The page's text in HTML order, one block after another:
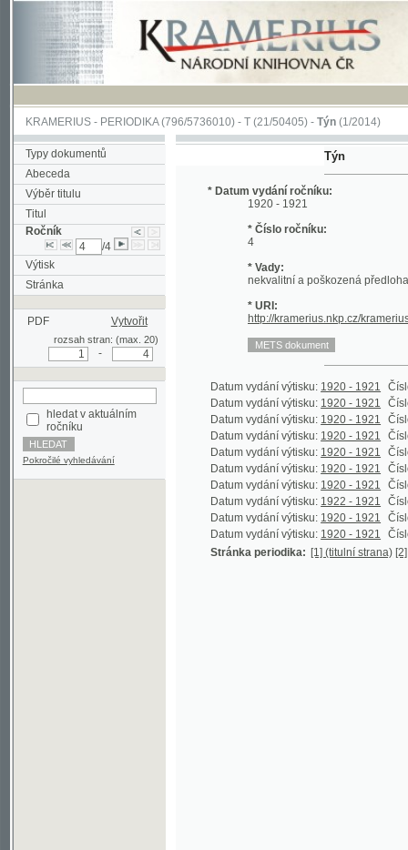
KRAMERIUS-PERIODIKA(796/5736010) -T(21/50405) -Týn(1/2014)
Typy dokumentů
Abeceda
Výběr titulu
Titul
Ročník
/4
Výtisk
Stránka
PDF
rozsah stran: (max. 20)
ročníku
Pokročilé vyhledávání
Týn
1920 - 1921
* Číslo ročníku:
* Vady:
* URI:
http://kramerius.nkp.cz/kramerius/
Datum vydání výtisku:1920 - 1921
1920 - 1921 Číslo
Datum vydání výtisku:1920 - 1921 Číslo
Datum vydání výtisku:1920 - 1921 Číslo
Datum vydání výtisku: 1920 - 1921 Číslo
Datum vydání výtisku: 1920 - 1921 Číslo
Datum vydání výtisku:1920 - 1921 Číslo
Datum vydání výtisku:1922 - 1921 Číslo
Datum vydání výtisku:1920 - 1921 Číslo
Datum vydání výtisku:1920 - 1921 Číslo
Stránka periodika: [1] (titulní strana) [2]